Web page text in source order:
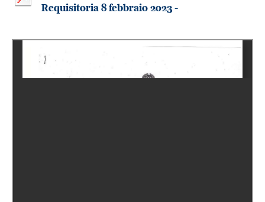
Requisitoria 8 febbraio 2023 -